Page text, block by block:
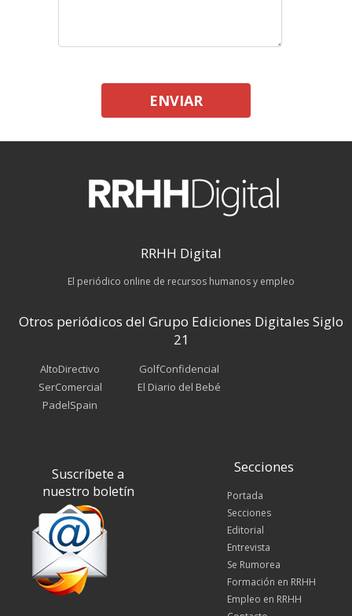
ENVIAR
RRHH Digital
El periódico online de recursos humanos y empleo
Otros periódicos del Grupo Ediciones Digitales Siglo
21
AltoDirectivo
SerComercial
PadelSpain
GolfConfidencial
El Diario del Bebé
Suscríbete a
nuestro boletín
Secciones
Portada
Secciones
Editorial
Entrevista
Se Rumorea
Formación en RRHH
Empleo en RRHH